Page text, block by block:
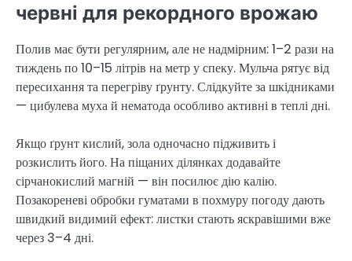
червні для рекордного врожаю
Полив має бути регулярним, але не надмірним: 1–2 рази на
тиждень по 10–15 літрів на метр у спеку. Мульча рятує від
пересихання та перегріву ґрунту. Слідкуйте за шкідниками
— цибулева муха й нематода особливо активні в теплі дні.
Якщо ґрунт кислий, зола одночасно підживить і
розкислить його. На піщаних ділянках додавайте
сірчанокислий магній — він посилює дію калію.
Позакореневі обробки гуматами в похмуру погоду дають
швидкий видимий ефект: листки стають яскравішими вже
через 3–4 дні.